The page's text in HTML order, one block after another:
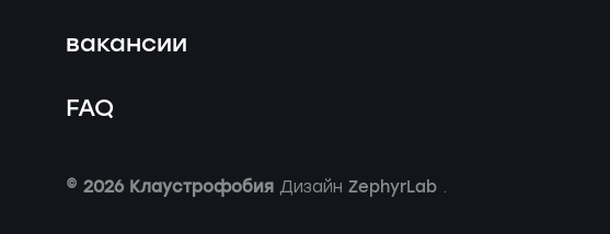
вакансии
FAQ
© 2026 Клаустрофобия Дизайн ZephyrLab .